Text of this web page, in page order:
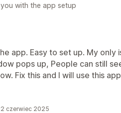
with the app setup
app. Easy to set up. My only
pops up, People can still
Fix this and I will use this
czerwiec 2025